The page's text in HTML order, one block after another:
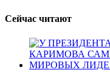
Сейчас читают